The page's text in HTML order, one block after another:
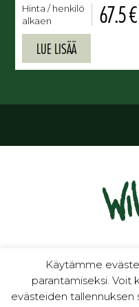
Hinta / henkilö
alkaen
67.5 €
LUE LISÄÄ
Käytämme
parantamiseksi. Voit
evästeiden tallennuksen